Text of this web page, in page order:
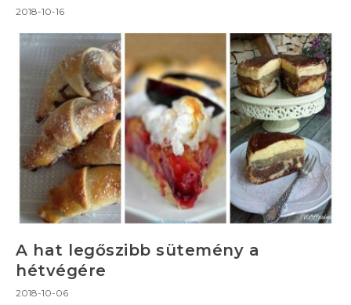
2018-10-16
A hat legőszibb sütemény a
hétvégére
2018-10-06